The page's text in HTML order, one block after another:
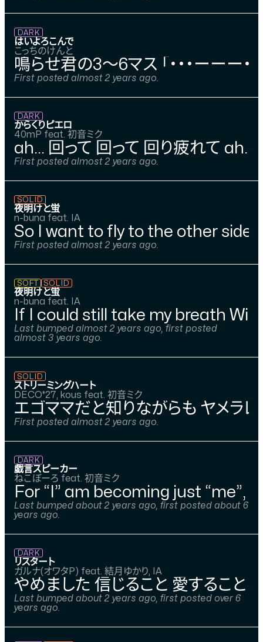
はいよろこんで
こっちのけんと
DARK
鳴らせ君の3〜6マス 「・・・ーーー・・
First posted almost 2 years ago.
からくりピエロ
40mP feat. 初音ミク
DARK
ah... 回って 回って 回り疲れて
First posted almost 2 years ago.
夜明けと蛍
n-buna feat. IA
SOLID
So I want to fly to the other side
First posted almost 2 years ago.
夜明けと蛍
n-buna feat. IA
SOFT SOLID
If I could still take my breath
Last bumped almost 2 years ago, first posted
almost 3 years ago.
ストリーミングハート
DECO*27, kous feat. 初音ミク
SOLID
エゴママだと知りながらも ヤメラ
First posted almost 2 years ago.
戯言スピーカー
ねこぼーろ feat. 初音ミク
DARK
For “I” am becoming just “me”,
Last bumped about 2 years ago, first posted about 6
years ago.
リスタート
ガルナ(オワタP) feat. 結月ゆかり, IA
DARK
やめました 信じること 愛すること
Last bumped about 2 years ago, first posted over 6
years ago.